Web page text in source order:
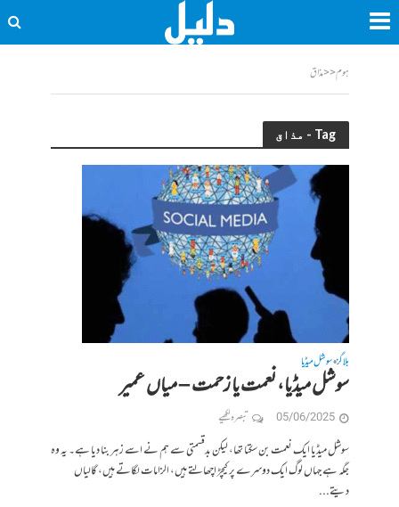
ہوم<<مذاق
Tag - مذاق
بلاگز•سوشل میڈیا
سوشل میڈیا، نعمت یا زحمت – میاں عمیر
05/06/2025 تبصرہ لکھیے
سوشل میڈیا ایک نعمت بن سکتا تھا، لیکن بدقسمتی سے ہم نے اسے زہر بنا دیا ہے۔ یہ وہ
جگہ ہے جہاں لوگ ایک دوسرے پر کیچڑ اچھالتے ہیں، الزامات لگاتے ہیں، گالیاں
دیتے...